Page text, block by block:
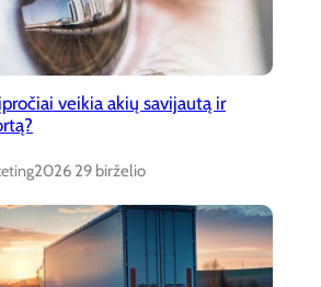
veikia akių savijautą ir
2026 29 birželio